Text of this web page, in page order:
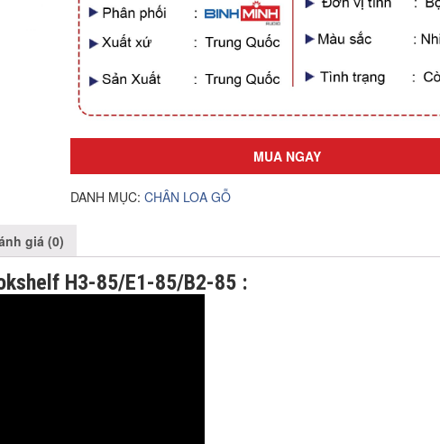
MUA NGAY
DANH MỤC: CHÂN LOA GỖ
giá (0)
H3-85/E1-85/B2-85 :